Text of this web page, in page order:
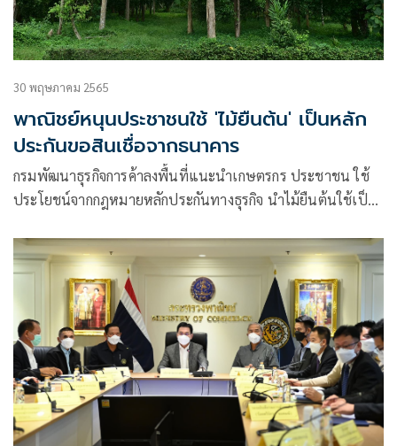
30 พฤษภาคม 2565
พาณิชย์หนุนประชาชนใช้ 'ไม้ยืนต้น' เป็นหลัก
ประกันขอสินเชื่อจากธนาคาร
กรมพัฒนาธุรกิจการค้าลงพื้นที่แนะนำเกษตรกร ประชาชน ใช้
ประโยชน์จากกฎหมายหลักประกันทางธุรกิจ นำไม้ยืนต้นใช้เป็น
เทคโนโลยีดิจิทัลมาใช้เพิ่มประสิทธิภาพระบบจดทะเบียนสัญญา
หลักประกันทางธุรกิจ อำนวยความสะดวกธุรกิจและประชาชน